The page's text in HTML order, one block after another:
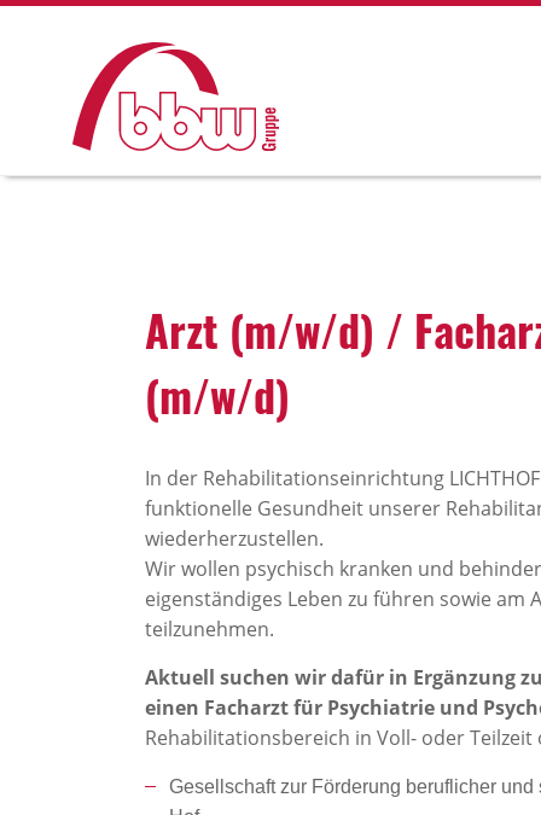
Arzt (m/w/d) /
(m/w/d)
In der Rehabilitationseinrichtung
funktionelle Gesundheit unserer
wiederherzustellen.
Wir wollen psychisch kranken und
eigenständiges Leben zu führen sowie am
teilzunehmen.
Aktuell suchen wir dafür in Ergänzung
einen Facharzt für Psychiatrie und
Rehabilitationsbereich in Voll- oder
Gesellschaft zur Förderung beruflicher und